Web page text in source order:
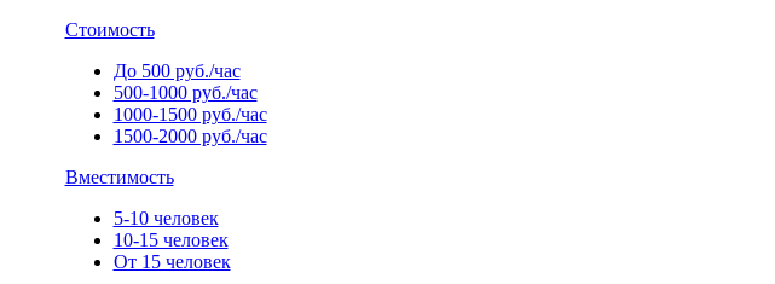
Стоимость
До 500 руб./час
500-1000 руб./час
1000-1500 руб./час
1500-2000 руб./час
Вместимость
5-10 человек
10-15 человек
От 15 человек